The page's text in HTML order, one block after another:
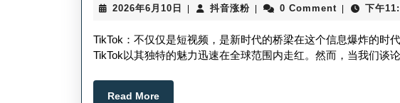
2026年6月10日
2026
6
月
10
抖音涨粉抖
涨
粉
0 Comment 下午
TikTok：不仅仅是短视频，是新时代的桥梁在这个信息爆炸的时
TikTok以其独特的魅力迅速在全球范围内走红。然而，当我们谈
Read MoreRead